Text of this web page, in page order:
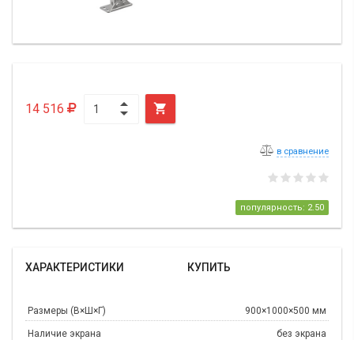
14 516 
в сравнение
популярность: 2.50
ХАРАКТЕРИСТИКИ КУПИТЬ
Размеры (В×Ш×Г) 900×1000×500 мм
Наличие экрана без экрана